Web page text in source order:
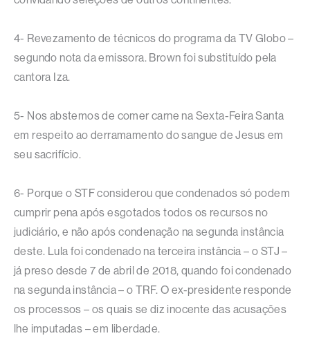
4- Revezamento de técnicos do programa da TV Globo –
segundo nota da emissora. Brown foi substituído pela
cantora Iza.
5- Nos abstemos de comer carne na Sexta-Feira Santa
em respeito ao derramamento do sangue de Jesus em
seu sacrifício.
6- Porque o STF considerou que condenados só podem
cumprir pena após esgotados todos os recursos no
judiciário, e não após condenação na segunda instância
deste. Lula foi condenado na terceira instância – o STJ –
já preso desde 7 de abril de 2018, quando foi condenado
na segunda instância – o TRF. O ex-presidente responde
os processos – os quais se diz inocente das acusações
lhe imputadas – em liberdade.